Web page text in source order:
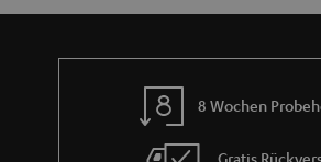
r
a
n
8 Wochen
Gratis